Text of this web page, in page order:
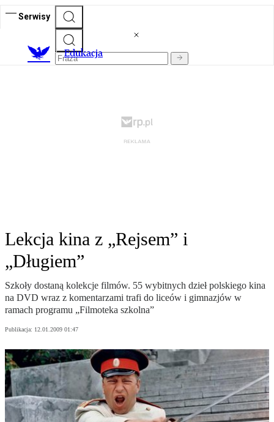
Serwisy
Edukacja
Lekcja kina z „Rejsem” i
„Długiem”
Szkoły dostaną kolekcje filmów. 55 wybitnych dzieł polskiego kina
na DVD wraz z komentarzami trafi do liceów i gimnazjów w
ramach programu „Filmoteka szkolna”
Publikacja: 12.01.2009 01:47